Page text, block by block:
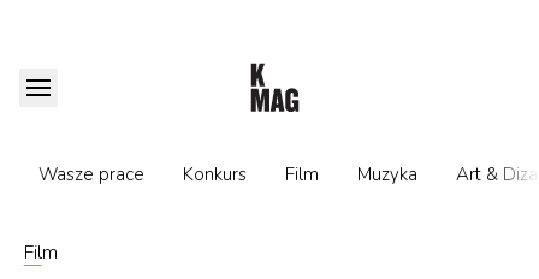
Wasze prace Konkurs Film Muzyka Art &
Film